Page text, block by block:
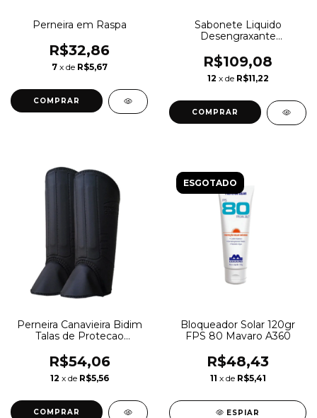
Perneira em Raspa
R$32,86
7 x de R$5,67
Sabonete Liquido
Desengraxante
A127
R$109,08
12 x de R$11,22
Perneira Canavieira Bidim
Talas de Protecao
R$54,06
12 x de R$5,56
ESGOTADO
Bloqueador Solar 120gr
FPS 80 Mavaro A360
R$48,43
11 x de R$5,41
ESPIAR